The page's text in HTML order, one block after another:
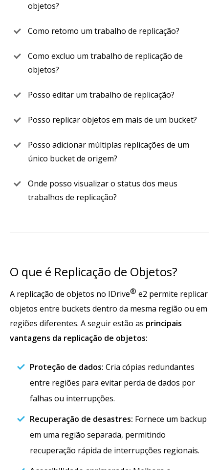
objetos?
Como retomo um trabalho de replicação?
Como excluo um trabalho de replicação de
objetos?
Posso editar um trabalho de replicação?
Posso replicar objetos em mais de um bucket?
Posso adicionar múltiplas replicações de um
único bucket de origem?
Onde posso visualizar o status dos meus
trabalhos de replicação?
O que é Replicação de Objetos?
A replicação de objetos no IDrive® e2 permite replicar
objetos entre buckets dentro da mesma região ou em
regiões diferentes. A seguir estão as principais
vantagens da replicação de objetos:
Proteção de dados: Cria cópias redundantes
entre regiões para evitar perda de dados por
falhas ou interrupções.
Recuperação de desastres: Fornece um backup
em uma região separada, permitindo
recuperação rápida de interrupções regionais.